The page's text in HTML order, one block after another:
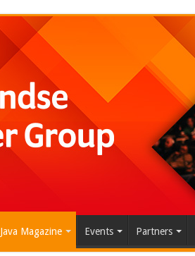
Java Magazine Events Partners